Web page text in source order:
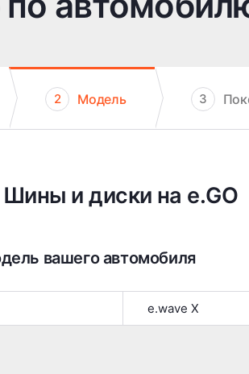
Правка
Доп
2 Модель 3
Шины и диски на e.GO
вашего автомобиля
e.wave X